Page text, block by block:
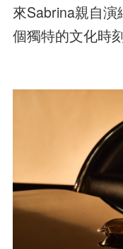
來Sabrina親自
個獨特的文化時刻